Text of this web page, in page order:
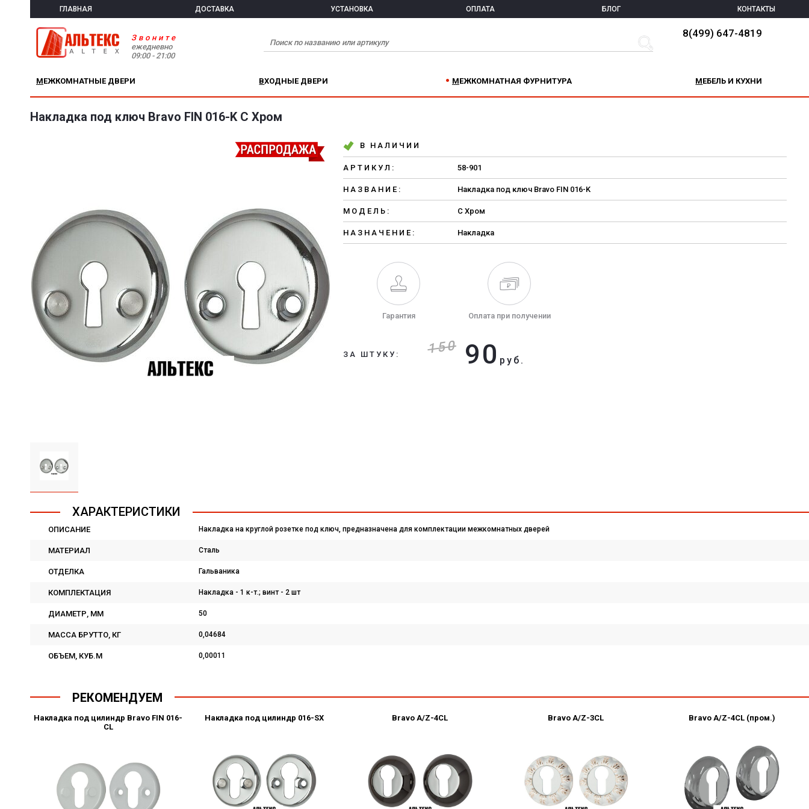
ГЛАВНАЯ ДОСТАВКА УСТАНОВКА ОПЛАТА БЛОГ КОНТАКТЫ
8(499) 647-4819
Звоните
ежедневно
09:00 - 21:00
МЕЖКОМНАТНЫЕ ДВЕРИ ВХОДНЫЕ ДВЕРИ МЕЖКОМНАТНАЯ ФУРНИТУРА МЕБЕЛЬ И КУХНИ
Накладка под ключ Bravo FIN 016-K C Хром
В НАЛИЧИИ
АРТИКУЛ: 58-901
НАЗВАНИЕ: Накладка под ключ Bravo FIN 016-K
МОДЕЛЬ: C Хром
НАЗНАЧЕНИЕ: Накладка
Гарантия Оплата при получении
ЗА ШТУКУ: 150 90 руб.
ХАРАКТЕРИСТИКИ
ОПИСАНИЕ Накладка на круглой розетке под ключ, предназначена для комплектации межкомнатных дверей
МАТЕРИАЛ Сталь
ОТДЕЛКА Гальваника
КОМПЛЕКТАЦИЯ Накладка - 1 к-т.; винт - 2 шт
ДИАМЕТР, ММ 50
МАССА БРУТТО, КГ 0,04684
ОБЪЕМ, КУБ.М 0,00011
РЕКОМЕНДУЕМ
Накладка под цилиндр Bravo FIN 016-
СL
Накладка под цилиндр 016-SX Bravo А/Z-4CL Bravo A/Z-3CL Bravo А/Z-4CL (пром.)